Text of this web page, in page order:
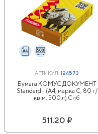
АРТИКУЛ:124573
Бумага КОМУС ДОКУМЕНТ
Standard+ (А4, марка С, 80 г/
кв.м, 500 л) Спб
511.20 ₽